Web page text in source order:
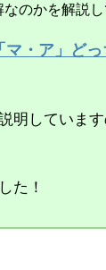
のかを解説し
・ア」どっ
明していま
た！